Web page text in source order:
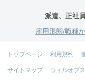
派遣、正社
雇用形態/職種
トップページ 利用規約
サイトマップ ウィルオブ